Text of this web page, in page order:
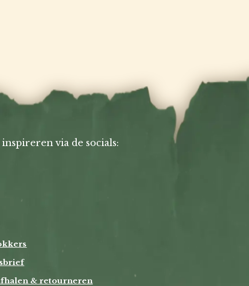
via de socials:
& retourneren